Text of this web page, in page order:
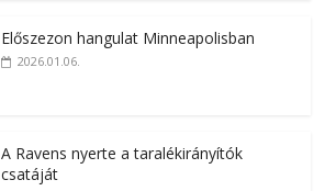
Előszezon hangulat Minneapolisban
2026.01.06.
A Ravens nyerte a taralékirányítók
csatáját